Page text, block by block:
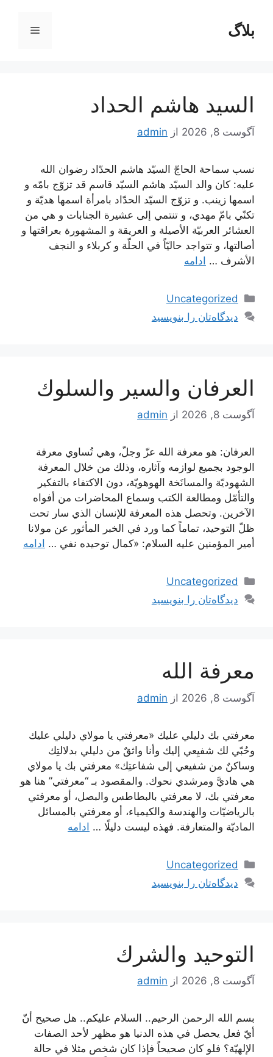
محتوابلاگ فهرست
السيد هاشم الحداد
آگوست 8, 2026 از admin
نسب سماحة الحاجّ السيّد هاشم الحدّاد رضوان الله
عليه: كان والد السيّد هاشم السيّد قاسم قد تزوّج بامّه و
اسمها زينب. و تزوّج السيّد الحدّاد بامرأة اسمها هديّة و
تكنّي بامّ مهدي، و تنتمي إلى عشيرة الجنابات و هي من
العشائر العربيّة الأصيلة و العريقة و المشهورة بعراقتها و
أصالتها، و تتواجد حاليّاً في الحلّة و كربلاء و النجف
الأشرف … ادامه
دسته‌ها
Uncategorized
دیدگاه‌تان را بنویسید
العرفان والسیر والسلوك
آگوست 8, 2026 از admin
العرفان: هو معرفة الله عزّ وجلّ، وهي تُساوي معرفة
الوجود بجميع لوازمه وآثاره، وذلك من خلال المعرفة
الشهوديّة والمسانَخة الهوهويّة، دون الاكتفاء بالتفكير
والتأمّل ومطالعة الكتب وسماع المحاضرات من أفواه
الآخرين. وتحصل هذه المعرفة للإنسان الذي سار تحت
ظلّ التوحيد، تماماً كما ورد في الخبر المأثور عن مولانا
أمير المؤمنين عليه السلام: «كمال توحيده نفي … ادامه
دسته‌ها
Uncategorized
دیدگاه‌تان را بنویسید
معرفة الله
آگوست 8, 2026 از admin
معرفتي بك دليلي عليك «معرفتي يا مولاي دليلي عليك
وحُبّي لك شفيِعي إليك وأنا واثقٌ من دليلي بدلالتِك
وساكنٌ من شفيعي إلى شفاعتِك» معرفتي بك يا مولاي
هي هاديَّ ومرشدي نحوك. والمقصود بـ “معرفتي” هنا هو
معرفتي بك، لا معرفتي بالبطاطس والبصل، أو معرفتي
بالرياضيّات والهندسة والكيمياء، أو معرفتي بالمسائل
الماديّة والمتعارفة. فهذه ليست دليلًا … ادامه
دسته‌ها
Uncategorized
دیدگاه‌تان را بنویسید
التوحيد والشرك
آگوست 8, 2026 از admin
بسم الله الرحمن الرحيم.. السلام عليكم.. هل صحيح أنّ
أيّ فعل يحصل في هذه الدنيا هو مظهر لأحد الصفات
الإلهيّة؟ فلو كان صحيحاً فإذا كان شخص مثلا في حالة